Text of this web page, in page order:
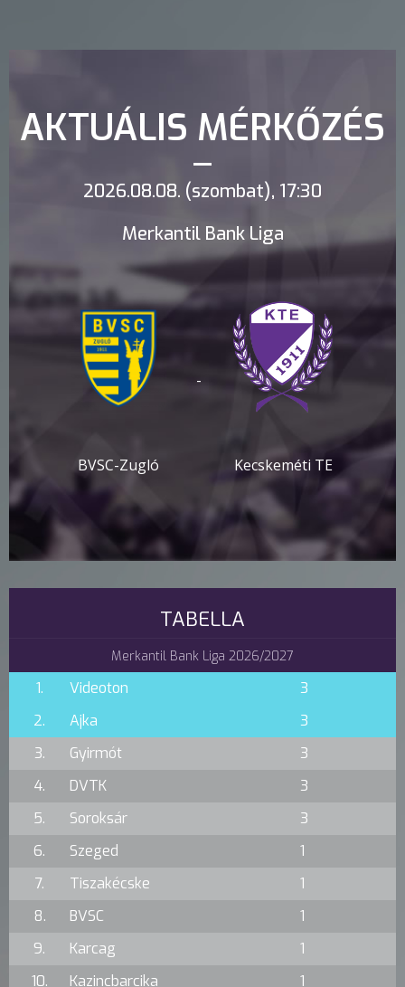
AKTUÁLIS MÉRKŐZÉS
2026.08.08. (szombat), 17:30
Merkantil Bank Liga
BVSC-Zugló
-
Kecskeméti TE
TABELLA
Merkantil Bank Liga 2026/2027
1. Videoton
3
2.
Ajka
3
3.
Gyirmót
3
4.
DVTK
3
5.
Soroksár
3
6.
Szeged
1
7.
Tiszakécske
1
8.
BVSC
1
9.
Karcag
1
10.
Kazincbarcika 1